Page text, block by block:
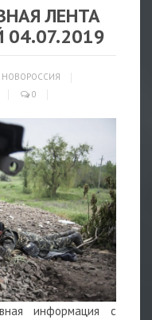
ЛЕНТА
НОВОРОССИЯ
0
информация с